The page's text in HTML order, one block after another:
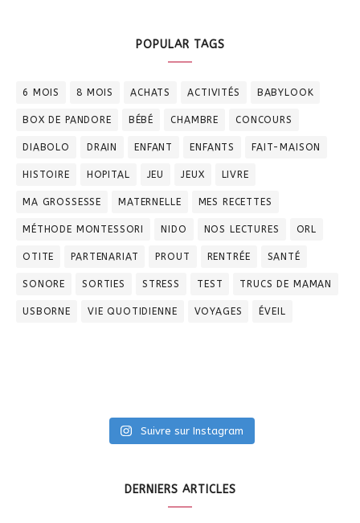
POPULAR TAGS
6 MOIS 8 MOIS ACHATS ACTIVITÉS BABYLOOK
BOX DE PANDORE BÉBÉ CHAMBRE CONCOURS
DIABOLO DRAIN ENFANT ENFANTS FAIT-MAISON
HISTOIRE HOPITAL JEU JEUX LIVRE
MA GROSSESSE MATERNELLE MES RECETTES
MÉTHODE MONTESSORI NIDO NOS LECTURES ORL
OTITE PARTENARIAT PROUT RENTRÉE SANTÉ
SONORE SORTIES STRESS TEST TRUCS DE MAMAN
USBORNE VIE QUOTIDIENNE VOYAGES ÉVEIL
Suivre sur Instagram
DERNIERS ARTICLES